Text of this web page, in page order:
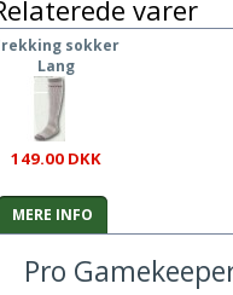
varer
sokker
Lang
149.00 DKK
MERE INFO
Pro